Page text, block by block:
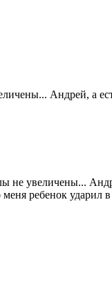
Андрей, а
увеличены...
ребенок ударил